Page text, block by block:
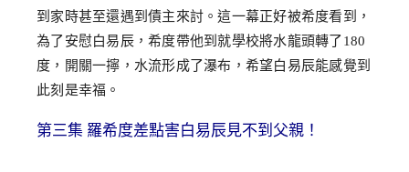
到家時甚至還遇到債主來討。這一幕正好被希度看到，
為了安慰白易辰，希度帶他到就學校將水龍頭轉了180
度，開關一擰，水流形成了瀑布，希望白易辰能感覺到
此刻是幸福。
第三集 羅希度差點害白易辰見不到父親！